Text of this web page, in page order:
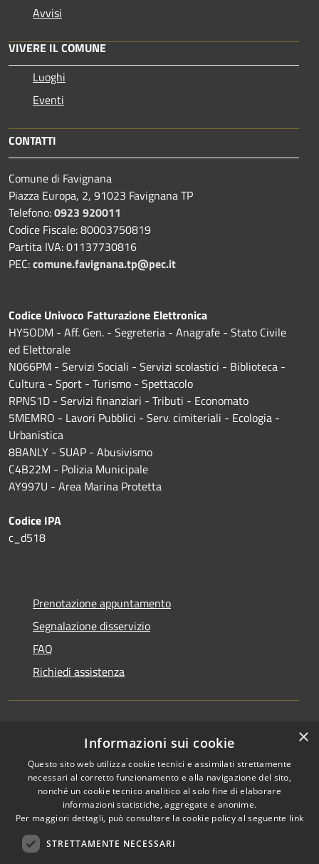
Avvisi
VIVERE IL COMUNE
Luoghi
Eventi
CONTATTI
Comune di Favignana
Piazza Europa, 2, 91023 Favignana TP
Telefono:0923 920011
Codice Fiscale: 80003750819
Partita IVA: 01137730816
PEC:comune.favignana.tp@pec.it
Codice Univoco Fatturazione Elettronica
HY5ODM - Aff. Gen. - Segreteria - Anagrafe - Stato Civile
ed Elettorale
N066PM - Servizi Sociali - Servizi scolastici - Biblioteca -
Cultura - Sport - Turismo - Spettacolo
RPNS1D - Servizi finanziari - Tributi - Economato
5MEMRO - Lavori Pubblici - Serv. cimiteriali - Ecologia -
Urbanistica
8BANLY - SUAP - Abusivismo
C4B22M - Polizia Municipale
AY997U - Area Marina Protetta
Codice IPA
c_d518
Prenotazione appuntamento
Segnalazione disservizio
FAQ
Richiedi assistenza
Amministrazione trasparente
Informativa privacy
Note legali
Dichiarazione di accessibilità
×
Informazioni sui cookie
Questo sito web utilizza cookie tecnici e assimilati strettamente
necessari al corretto funzionamento e alla navigazione del sito,
nonché un cookie tecnico analitico al solo fine di elaborare
informazioni statistiche, aggregate e anonime.
Per maggiori dettagli, può consultare la cookie policy al seguente link
STRETTAMENTE NECESSARI